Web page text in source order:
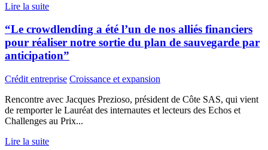
Lire la suite
“Le crowdlending a été l’un de nos alliés financiers
pour réaliser notre sortie du plan de sauvegarde par
anticipation”
Crédit entreprise Croissance et expansion
Rencontre avec Jacques Prezioso, président de Côte SAS, qui vient
de remporter le Lauréat des internautes et lecteurs des Echos et
Challenges au Prix...
Lire la suite